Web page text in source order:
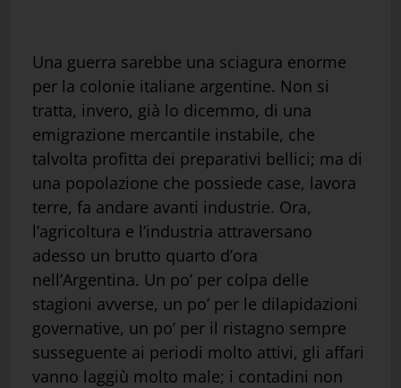
Una guerra sarebbe una sciagura enorme
per la colonie italiane argentine. Non si
tratta, invero, già lo dicemmo, di una
emigrazione mercantile instabile, che
talvolta profitta dei preparativi bellici; ma di
una popolazione che possiede case, lavora
terre, fa andare avanti industrie. Ora,
l’agricoltura e l’industria attraversano
adesso un brutto quarto d’ora
nell’Argentina. Un po’ per colpa delle
stagioni avverse, un po’ per le dilapidazioni
governative, un po’ per il ristagno sempre
susseguente ai periodi molto attivi, gli affari
vanno laggiù molto male; i contadini non